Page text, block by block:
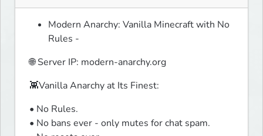
Modern Anarchy: Vanilla Minecraft with No
Rules -
🌐 Server IP: modern-anarchy.org
👾Vanilla Anarchy at Its Finest:
• No Rules.
• No bans ever - only mutes for chat spam.